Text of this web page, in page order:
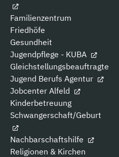
Familienzentrum
Friedhöfe
Gesundheit
Jugendpflege - KUBA
Gleichstellungsbeauftragte
Jugend Berufs Agentur
Jobcenter Alfeld
Kinderbetreuung
Schwangerschaft/Geburt
Nachbarschaftshilfe
Religionen & Kirchen